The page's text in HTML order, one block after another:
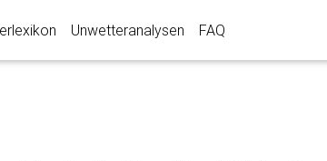
Unwetteranalysen FAQ